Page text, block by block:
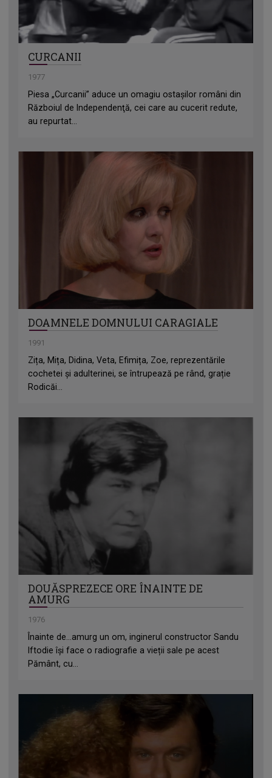
CURCANII
1977
Piesa „Curcanii” aduce un omagiu ostaşilor români din
Războiul de Independenţă, cei care au cucerit redute,
au repurtat...
DOAMNELE DOMNULUI CARAGIALE
1991
Zița, Mița, Didina, Veta, Efimița, Zoe, reprezentările
cochetei și adulterinei, se întrupează pe rând, grație
Rodicăi...
DOUĂSPREZECE ORE ÎNAINTE DE
AMURG
1976
Înainte de...amurg un om, inginerul constructor Sandu
Iftodie își face o radiografie a vieții sale pe acest
Pământ, cu...